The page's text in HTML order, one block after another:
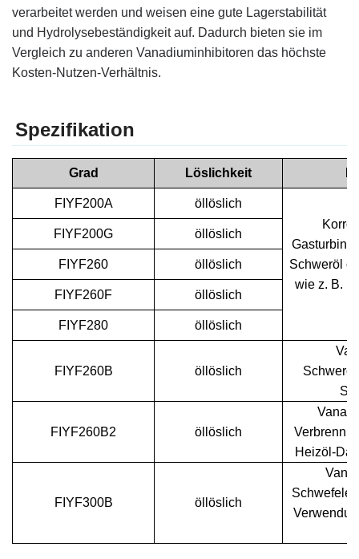
verarbeitet werden und weisen eine gute Lagerstabilität
und Hydrolysebeständigkeit auf. Dadurch bieten sie im
Vergleich zu anderen Vanadiuminhibitoren das höchste
Kosten-Nutzen-Verhältnis.
Spezifikation
Grad Löslichkeit
FIYF200A
öllöslich
Schweröl
wie z. B.
FIYF200G öllöslich
FIYF260 öllöslich
FIYF260F öllöslich
FIYF280 öllöslich
FIYF260B öllöslich
FIYF260B2 öllöslich
Heizöl-
FIYF300B öllöslich